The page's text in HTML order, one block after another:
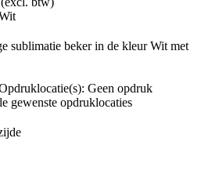
Geen opdruk
gewenste opdruklocaties